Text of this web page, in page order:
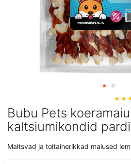
Bubu Pets
kaltsiumikondid
Maitsvad ja toitainerikkad maiused
pildigalerii
algusesse